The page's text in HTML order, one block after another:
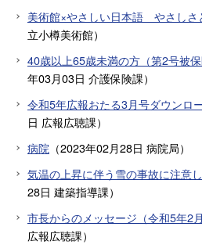
美術館×やさしい日本語 やさしさ
立小樽美術館）
40歳以上65歳未満の方（第2号被
年03月03日 介護保険課）
令和5年広報おたる3月号ダウンロ
日 広報広聴課）
病院 （2023年02月28日 病院局）
気温の上昇に伴う雪の事故に注意
28日 建築指導課）
市長からのメッセージ（令和5年2
広報広聴課）